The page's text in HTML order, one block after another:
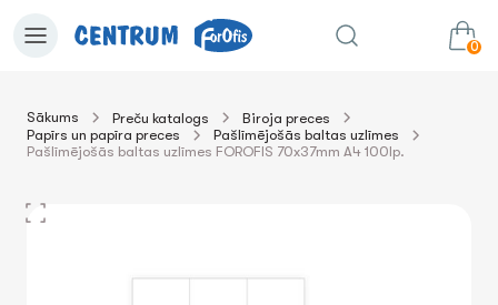
0
uz grozu Summa:0.00€
Sākums Preču katalogs
Biroja preces
Papīrs un papīra preces
Pašlīmējošās baltas uzlīmes
Pašlīmējošās baltas uzlīmes FOROFIS 70x37mm A4 100lp.